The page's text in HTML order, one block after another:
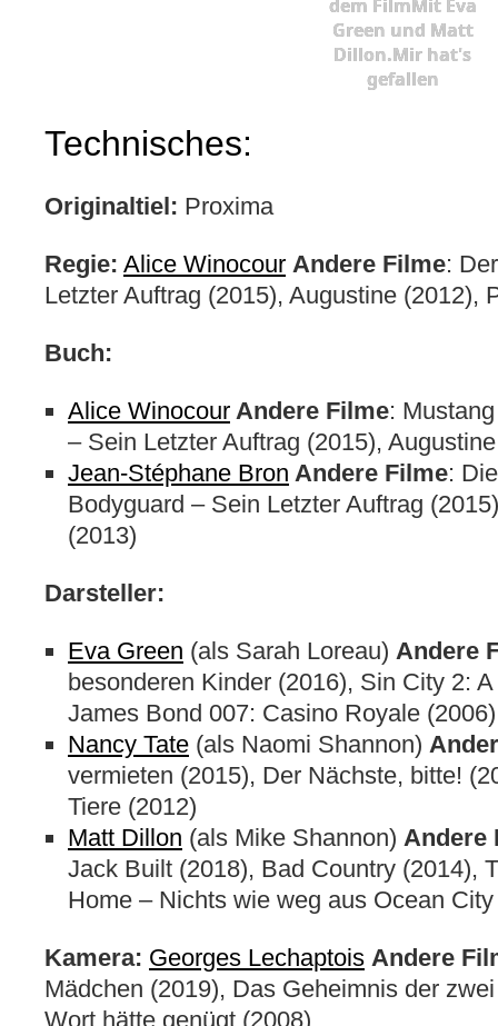
dem FilmMit Eva
Green und Matt
Dillon.Mir hat's
gefallen
Technisches:
Originaltiel: Proxima
Regie: Alice Winocour Andere Filme:
Letzter Auftrag (2015), Augustine (2012),
Buch:
Alice Winocour Andere Filme:
– Sein Letzter Auftrag (2015),
Jean-Stéphane Bron Andere Filme:
Bodyguard – Sein Letzter Auftrag
(2013)
Darsteller:
Eva Green (als Sarah Loreau) Andere
besonderen Kinder (2016), Sin City 2:
James Bond 007: Casino Royale (2006)
Nancy Tate (als Naomi Shannon)
vermieten (2015), Der Nächste, bitte!
Tiere (2012)
Matt Dillon (als Mike Shannon) Andere
Jack Built (2018), Bad Country (2014),
Home – Nichts wie weg aus Ocean
Kamera: Georges Lechaptois Andere
Mädchen (2019), Das Geheimnis der
Wort hätte genügt (2008)